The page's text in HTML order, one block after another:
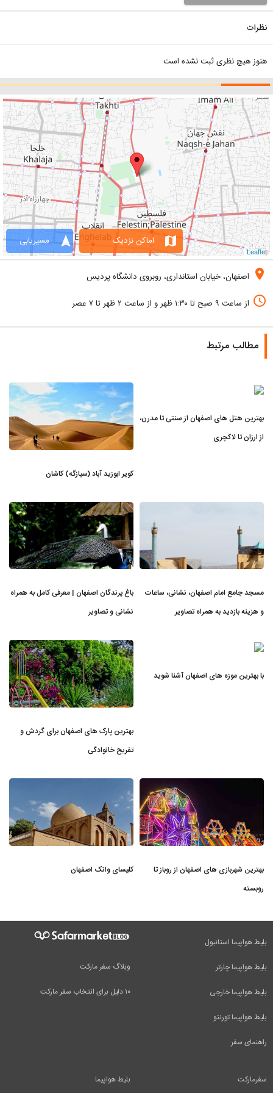
نظرات
هنوز هیچ نظری ثبت نشده است
Leaflet
navigation مسیریابی map اماکن نزدیک
location_on اصفهان، خیابان استانداری، روبروی دانشگاه پردیس
access_time از ساعت ۹ صبح تا ۱:۳۰ ظهر و از ساعت ۲ ظهر تا ۷ عصر
مطالب مرتبط
بهترین هتل های اصفهان از سنتی تا مدرن،
از ارزان تا لاکچری
کویر ابوزید آباد (سیازگه) کاشان
مسجد جامع امام اصفهان، نشانی، ساعات
و هزینه بازدید به همراه تصاویر
باغ پرندگان اصفهان | معرفی کامل به همراه
نشانی و تصاویر
با بهترین موزه های اصفهان آشنا شوید
بهترین پارک های اصفهان برای گردش و
تفریح خانوادگی
بهترین شهربازی های اصفهان از روباز تا
روبسته
کلیسای وانک اصفهان
وبلاگ سفر مارکت
۱۰ دلیل برای انتخاب سفر مارکت
بلیط هواپیما استانبول
بلیط هواپیما چارتر
بلیط هواپیما خارجی
بلیط هواپیما تورنتو
راهنمای سفر
بلیط هواپیما سفرمارکت